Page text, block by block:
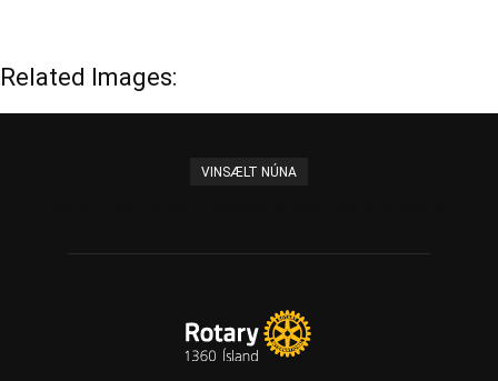
Related Images:
VINSÆLT NÚNA